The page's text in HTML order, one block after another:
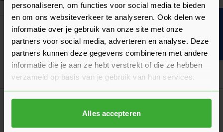
personaliseren, om functies voor social media te bieden
en om ons websiteverkeer te analyseren. Ook delen we
informatie over je gebruik van onze site met onze
partners voor social media, adverteren en analyse. Deze
partners kunnen deze gegevens combineren met andere
informatie die je aan ze hebt verstrekt of die ze hebben
verzameld op basis van je gebruik van hun services.
Alles accepteren
Navigeren door de elementen van de carrousel is mogelijk met
Druk om carrousel over te slaan
Druk op om naar carrouselnavigatie te gaan
Meest gekocht!
Bouwstaalmat Onbehandeld - 2x3 Meter
Verkrijgbaar in 4 diktes
Vanaf 21,42 per stuk
Bouwstaalmat Verzinkt
Verkrijgbaar in 3 varianten